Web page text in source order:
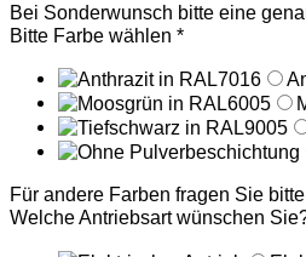
Bei Sonderwunsch bitte eine
Bitte Farbe wählen *
Für andere Farben fragen Sie
Welche Antriebsart wünschen